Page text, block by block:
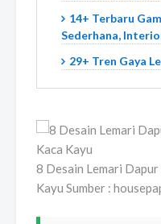
14+ Terbaru
Sederhana,
29+ Tren Gaya
8 Desain Lemari
Kayu Sumber :